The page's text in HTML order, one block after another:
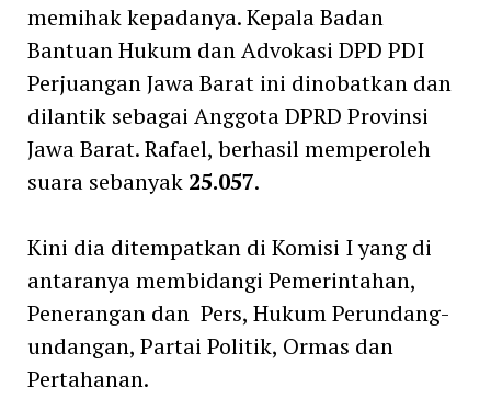
memihak kepadanya. Kepala Badan
Bantuan Hukum dan Advokasi DPD PDI
Perjuangan Jawa Barat ini dinobatkan dan
dilantik sebagai Anggota DPRD Provinsi
Jawa Barat. Rafael, berhasil memperoleh
suara sebanyak25.057.
Kini dia ditempatkan di Komisi I yang di
antaranya membidangi Pemerintahan,
Penerangan dan Pers, Hukum Perundang-
undangan, Partai Politik, Ormas dan
Pertahanan.